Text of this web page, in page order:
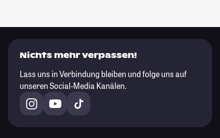
Nichts mehr verpassen!
Lass uns in Verbindung bleiben und folge uns auf
unseren Social-Media Kanälen.